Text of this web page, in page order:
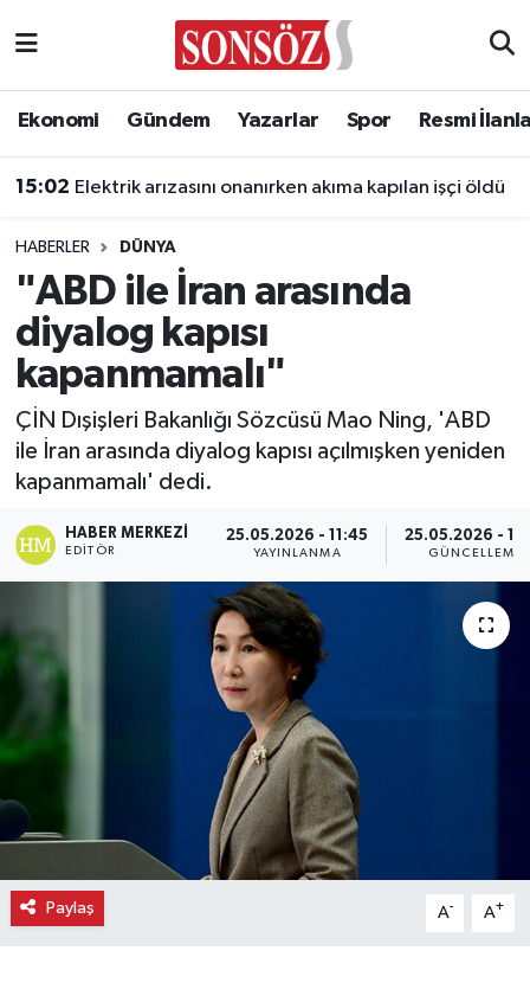
Ekonomi Gündem Yazarlar Spor Resmi
15:02 Elektrik arızasını onanırken akıma kapılan işçi öldü
HABERLER DÜNYA
"ABD ile İran arasında
diyalog kapısı
kapanmamalı"
ÇİN Dışişleri Bakanlığı Sözcüsü Mao Ning, 'ABD
ile İran arasında diyalog kapısı açılmışken yeniden
kapanmamalı' dedi.
HABER MERKEZI
EDITÖR
25.05.2026 - 11:45
YAYINLANMA
25.05.2026 -
GÜNCELLEME
Paylaş A- A+
Asayiş
Biyografi
Çevre
Diğer
Dünya
Ankara Nöbetçi Eczaneler
Ankara Trafik Yoğunluk Haritası
Süper Lig Puan Durumu ve Fikstür
Tüm Manşetler
Son Dakika Haberleri